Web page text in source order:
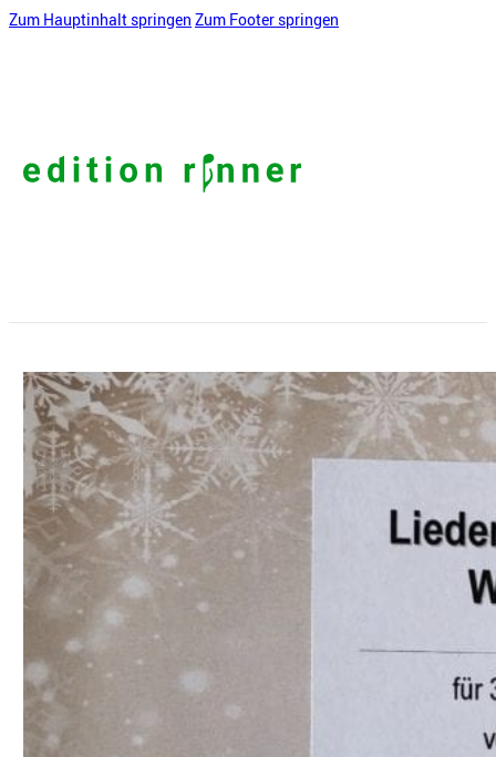
Zum Hauptinhalt springen Zum Footer springen